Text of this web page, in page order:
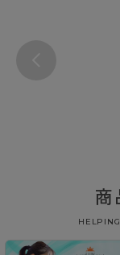
商